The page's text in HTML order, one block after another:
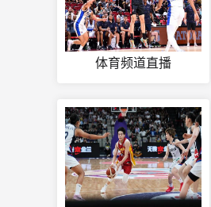
体育频道直播